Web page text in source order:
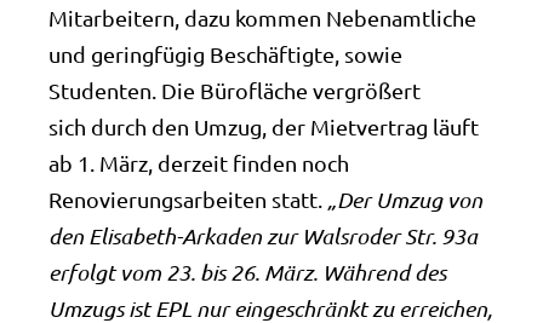
Mitarbeitern, dazu kommen Nebenamtliche
und geringfügig Beschäftigte, sowie
Studenten. Die Bürofläche vergrößert
sich durch den Umzug, der Mietvertrag läuft
ab 1. März, derzeit finden noch
Renovierungsarbeiten statt. „Der Umzug von
den Elisabeth-Arkaden zur Walsroder Str. 93a
erfolgt vom 23. bis 26. März. Während des
Umzugs ist EPL nur eingeschränkt zu erreichen,